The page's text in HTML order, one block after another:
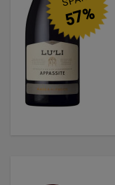
57%